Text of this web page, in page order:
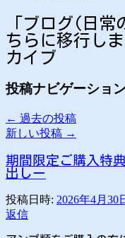
ブログ(日常
ちらに移行し
カイブ
投稿ナビゲーション
← 過去の投稿
新しい投稿 →
期間限定ご購入特
出しー
投稿日時: 2026年4月30
返信